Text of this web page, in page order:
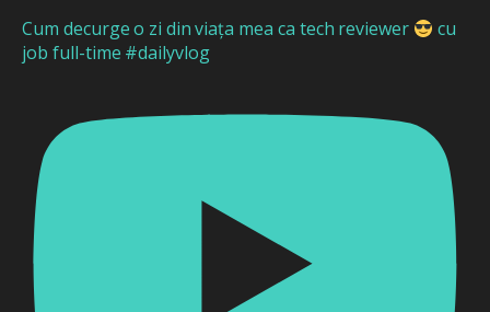
Cum decurge o zi din viața mea ca tech reviewer
cu
job full-time #dailyvlog